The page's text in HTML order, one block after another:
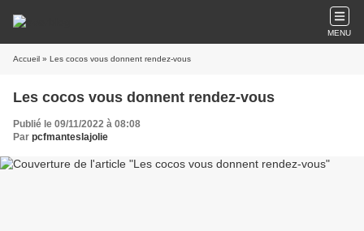
MENU
Accueil » Les cocos vous donnent rendez-vous
Les cocos vous donnent rendez-vous
Publié le 09/11/2022 à 08:08
Par pcfmanteslajolie